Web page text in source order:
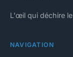
L'œil qui déchire
NAVIGATION